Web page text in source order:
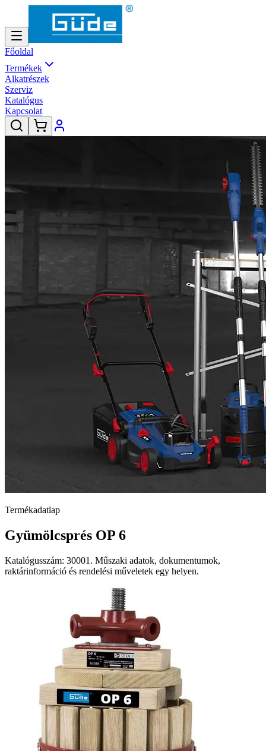
Főoldal
Termékek
Alkatrészek
Szerviz
Katalógus
Kapcsolat
Termékadatlap
Gyümölcsprés OP 6
Katalógusszám: 30001. Műszaki adatok, dokumentumok,
raktárinformáció és rendelési műveletek egy helyen.